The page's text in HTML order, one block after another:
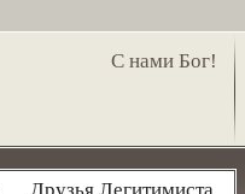
С нами Бог!